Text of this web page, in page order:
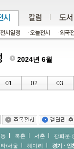
2024년 6월
01 02 03
북촌 서촌
광화문∙
/서울 헤이리 경기ㆍ인